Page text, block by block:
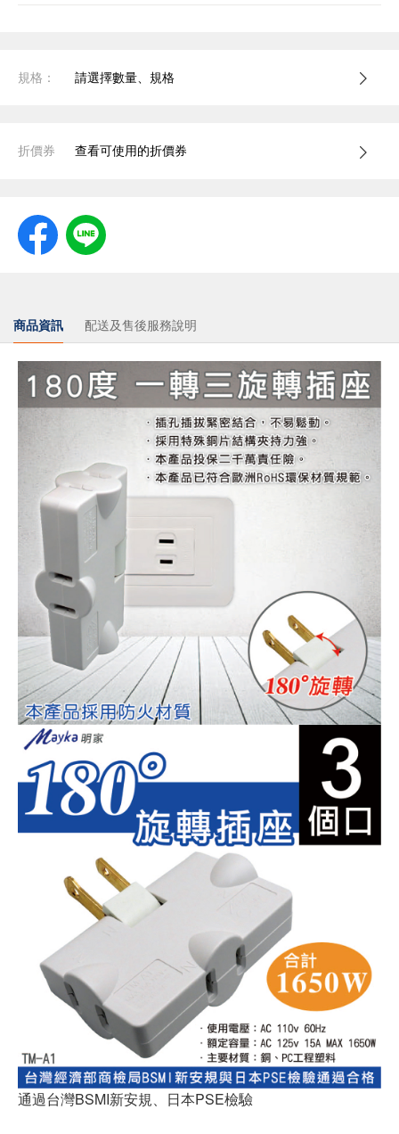
規格： 請選擇數量、規格
折價券 查看可使用的折價券
商品資訊 配送及售後服務說明
通過台灣BSMI新安規、日本PSE檢驗